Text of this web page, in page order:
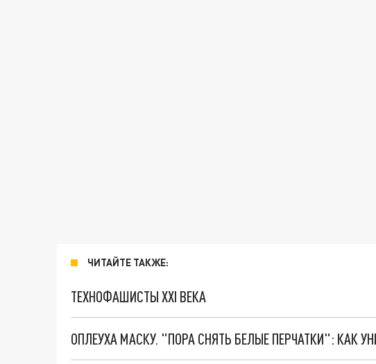
ЧИТАЙТЕ ТАКЖЕ:
ТЕХНОФАШИСТЫ XXI ВЕКА
ОПЛЕУХА МАСКУ. "ПОРА СНЯТЬ БЕЛЫЕ ПЕРЧАТКИ": КАК